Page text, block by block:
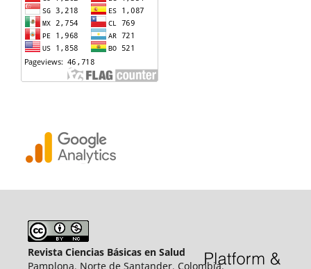
Revista Ciencias Básicas en Salud
Pamplona, Norte de Santander, Colombia.